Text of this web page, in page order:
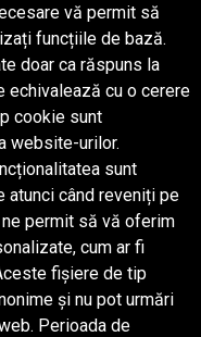
vă permit să
funcțiile de bază.
doar ca răspuns la
echivalează cu o cerere
cookie sunt
website-urilor.
sunt
atunci când reveniți pe
permit să vă oferim
cum ar fi
fișiere de tip
și nu pot urmări
Perioada de